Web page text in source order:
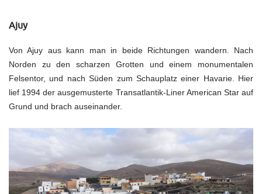
Ajuy
Von Ajuy aus kann man in beide Richtungen wandern. Nach
Norden zu den scharzen Grotten und einem monumentalen
Felsentor, und nach Süden zum Schauplatz einer Havarie. Hier
lief 1994 der ausgemusterte Transatlantik-Liner American Star auf
Grund und brach auseinander.